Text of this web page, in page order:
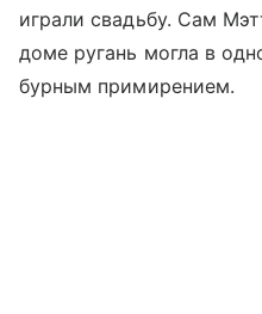
играли свадьбу. Сам
доме ругань могла в
бурным примирением.